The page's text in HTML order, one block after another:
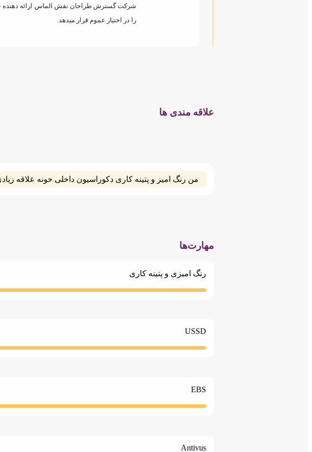
شرکت گسترش طراحان نقش الماس ارائه دهنده
را در اختیار عموم قرار میدهد.
علاقه مندی ها
من رنگ امیز و پتینه کاری دکوراسیون داخلی خونه علاقه
مهارت‌ها
رنگ امیزی و پتینه کاری
USSD
EBS
Antivus